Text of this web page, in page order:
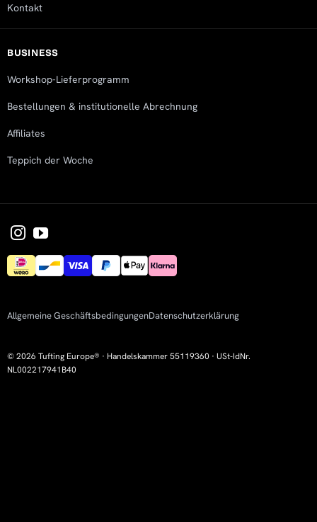
Kontakt
BUSINESS
Workshop-Lieferprogramm
Bestellungen & institutionelle Abrechnung
Affiliates
Teppich der Woche
Allgemeine GeschäftsbedingungenDatenschutzerklärung
© 2026 Tufting Europe® · Handelskammer 55119360 · USt-IdNr.
NL002217941B40